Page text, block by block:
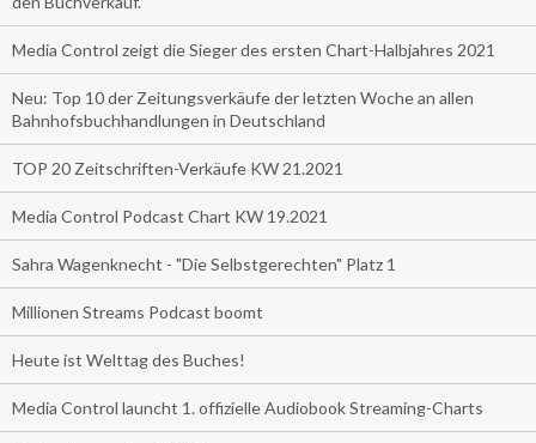
Media Control zeigt die Sieger des ersten Chart-Halbjahres 2021
Neu: Top 10 der Zeitungsverkäufe der letzten Woche an allen
Bahnhofsbuchhandlungen in Deutschland
TOP 20 Zeitschriften-Verkäufe KW 21.2021
Media Control Podcast Chart KW 19.2021
Sahra Wagenknecht - "Die Selbstgerechten" Platz 1
Millionen Streams Podcast boomt
Heute ist Welttag des Buches!
Media Control launcht 1. offizielle Audiobook Streaming-Charts